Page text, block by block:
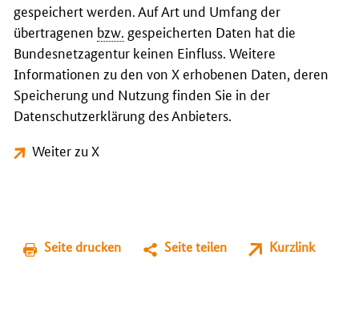
gespeichert werden. Auf Art und Umfang der
übertragenen bzw. gespeicherten Daten hat die
Bundesnetzagentur keinen Einfluss. Weitere
Informationen zu den von X erhobenen Daten, deren
Speicherung und Nutzung finden Sie in der
Datenschutzerklärung des Anbieters.
Weiter zu X
Seite drucken Seite teilen Kurzlink